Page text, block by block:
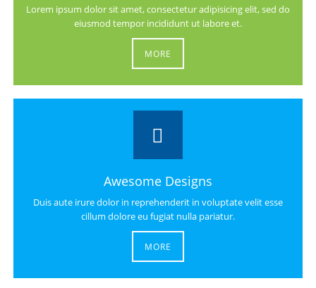
Lorem ipsum dolor sit amet, consectetur adipisicing elit, sed do
eiusmod tempor incididunt ut labore et.
MORE
Awesome Designs
Duis aute irure dolor in reprehenderit in voluptate velit esse
cillum dolore eu fugiat nulla pariatur.
MORE